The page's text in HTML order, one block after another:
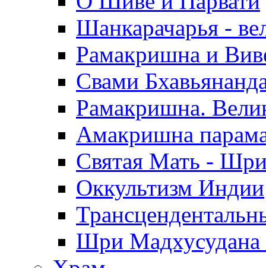
Шанкарачарья -
Рамакришна и
Свами
Рамакришна.
Амакришна
Святая Мать -
Оккультизм Индии
Шри Мадхусудана